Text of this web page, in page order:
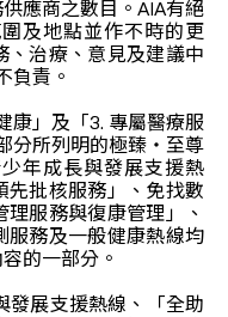
應商之數目。AIA有絕
及地點並作不時的更
、治療、意見及建議中
負責。
康」及「3. 專屬醫療服
分所列明的極臻‧至尊
年成長與發展支援熱
先批核服務」、免找數
服務與復康管理」、
服務及一般健康熱線均
的一部分。
發展支援熱線、「全助